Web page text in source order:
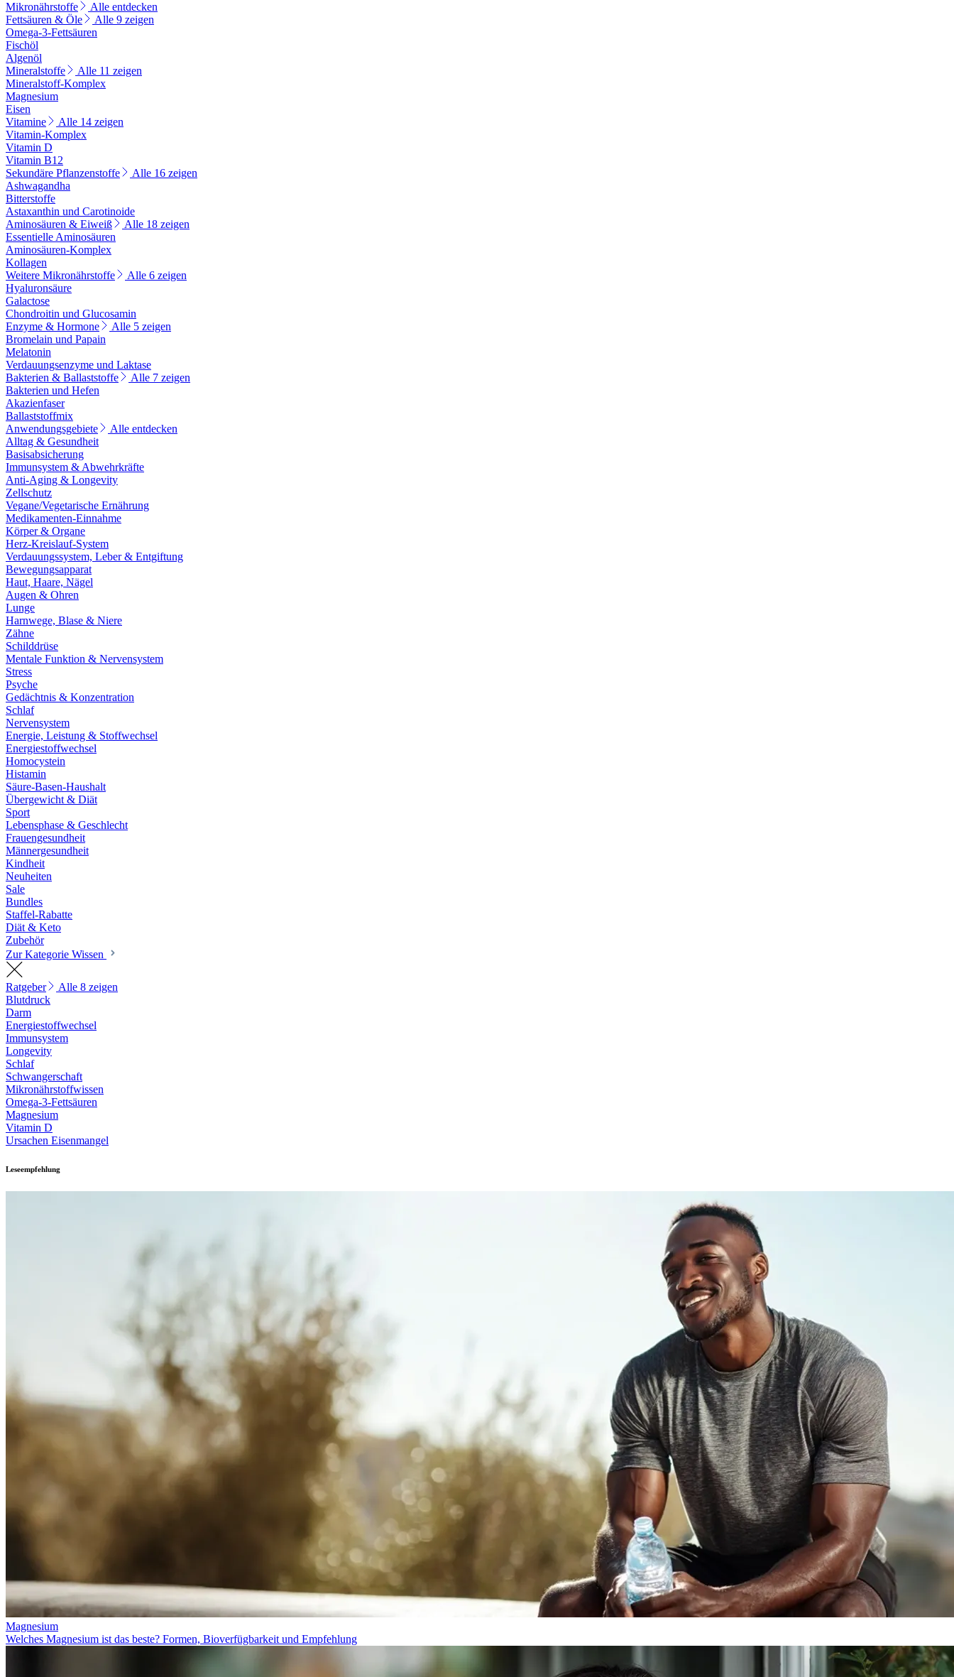
Mikronährstoffe
Alle entdecken
Fettsäuren & Öle
Alle 9 zeigen
Omega-3-Fettsäuren
Fischöl
Algenöl
Mineralstoffe
Alle 11 zeigen
Mineralstoff-Komplex
Magnesium
Eisen
Vitamine
Alle 14 zeigen
Vitamin-Komplex
Vitamin D
Vitamin B12
Sekundäre Pflanzenstoffe
Alle 16 zeigen
Ashwagandha
Bitterstoffe
Astaxanthin und Carotinoide
Aminosäuren & Eiweiß
Alle 18 zeigen
Essentielle Aminosäuren
Aminosäuren-Komplex
Kollagen
Weitere Mikronährstoffe
Alle 6 zeigen
Hyaluronsäure
Galactose
Chondroitin und Glucosamin
Enzyme & Hormone
Alle 5 zeigen
Bromelain und Papain
Melatonin
Verdauungsenzyme und Laktase
Bakterien & Ballaststoffe
Alle 7 zeigen
Bakterien und Hefen
Akazienfaser
Ballaststoffmix
Anwendungsgebiete
Alle entdecken
Alltag & Gesundheit
Basisabsicherung
Immunsystem & Abwehrkräfte
Anti-Aging & Longevity
Zellschutz
Vegane/Vegetarische Ernährung
Medikamenten-Einnahme
Körper & Organe
Herz-Kreislauf-System
Verdauungssystem, Leber & Entgiftung
Bewegungsapparat
Haut, Haare, Nägel
Augen & Ohren
Lunge
Harnwege, Blase & Niere
Zähne
Schilddrüse
Mentale Funktion & Nervensystem
Stress
Psyche
Gedächtnis & Konzentration
Schlaf
Nervensystem
Energie, Leistung & Stoffwechsel
Energiestoffwechsel
Homocystein
Histamin
Säure-Basen-Haushalt
Übergewicht & Diät
Sport
Lebensphase & Geschlecht
Frauengesundheit
Männergesundheit
Kindheit
Neuheiten
Sale
Bundles
Staffel-Rabatte
Diät & Keto
Zubehör
Zur Kategorie Wissen
Ratgeber
Alle 8 zeigen
Blutdruck
Darm
Energiestoffwechsel
Immunsystem
Longevity
Schlaf
Schwangerschaft
Mikronährstoffwissen
Omega-3-Fettsäuren
Magnesium
Vitamin D
Ursachen Eisenmangel
Leseempfehlung
Magnesium
Welches Magnesium ist das beste? Formen, Bioverfügbarkeit und Empfehlung